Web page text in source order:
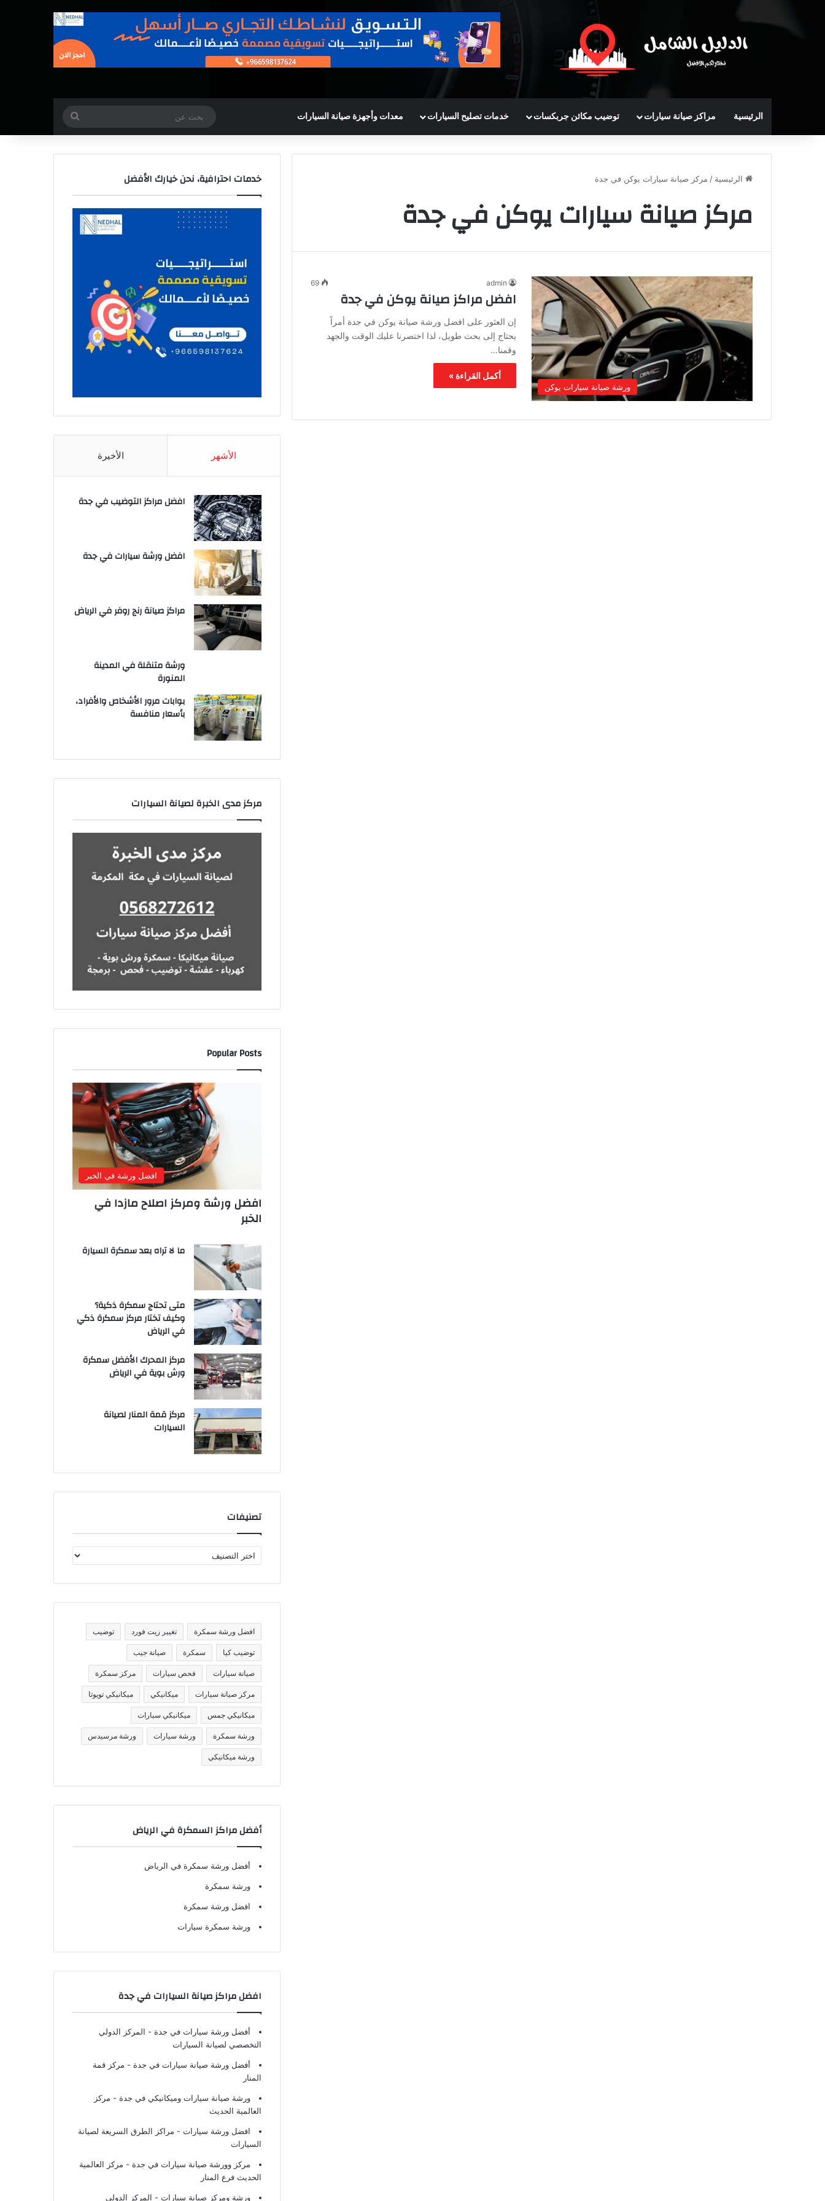
الرئيسية مراكز صيانة سيارات توضيب مكائن جربكسات خدمات تصليح السيارات معدات وأجهزة صيانة السيارات
عن
الرئيسية / مركز صيانة سيارات يوكن في جدة
مركز صيانة سيارات يوكن في جدة
ورشة صيانة سيارات يوكن
admin
69
افضل مراكز صيانة يوكن في جدة
إن العثور على افضل ورشة صيانة يوكن في جدة أمراً
يحتاج إلى بحث طويل، لذا اختصرنا عليك الوقت والجهد
وقمنا…
أكمل القراءة »
خدمات احترافية، نحن خيارك الأفضل
الأشهر الأخيرة
افضل مراكز التوضيب في جدة
افضل ورشة سيارات في جدة
مراكز صيانة رنج روفر في الرياض
ورشة متنقلة في المدينة
المنورة
بوابات مرور الأشخاص والأفراد،
بأسعار منافسة
مركز مدى الخبرة لصيانة السيارات
Popular Posts
افضل ورشة في الخبر
افضل ورشة ومركز اصلاح مازدا في
الخبر
ما لا تراه بعد سمكرة السيارة
متى تحتاج سمكرة ذكية؟
وكيف تختار مركز سمكرة ذكي
في الرياض
مركز المحرك الأفضل سمكرة
ورش بوية في الرياض
مركز قمة المنار لصيانة
السيارات
تصنيفات
ص
ف
تافضل ورشة سمكرة تغيير زيت فورد توضيب
توضيب كيا سمكرة صيانة جيب
صيانة سيارات فحص سيارات مركز سمكرة
مركز صيانة سيارات ميكانيكي ميكانيكي تويوتا
ميكانيكي جمس ميكانيكي سيارات
ورشة سمكرة ورشة سيارات ورشة مرسيدس
ورشة ميكانيكي
أفضل مراكز السمكرة في الرياض
أفضل ورشة سمكرة في الرياض
ورشة سمكرة
افضل ورشة سمكرة
ورشة سمكرة سيارات
افضل مراكز صيانة السيارات في جدة
أفضل ورشة سيارات في جدة - المركز الدولي
التخصصي لصيانة السيارات
أفضل ورشة صيانة سيارات في جدة - مركز قمة
المنار
ورشة صيانة سيارات وميكانيكي في جدة - مركز
العالمية الحديث
افضل ورشة سيارات - مراكز الطرق السريعة لصيانة
السيارات
مركز وورشة صيانة سيارات في جدة - مركز العالمية
الحديث فرع المنار
ورشة ومركز صيانة سيارات - المركز الدولي